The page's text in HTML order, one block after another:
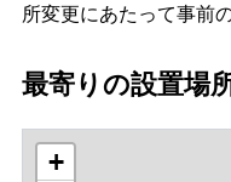
所変更にあたって事前
最寄りの設置場
+